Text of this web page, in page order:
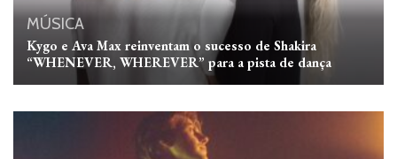
MÚSICA
Kygo e Ava Max reinventam o sucesso de Shakira
“WHENEVER, WHEREVER” para a pista de dança